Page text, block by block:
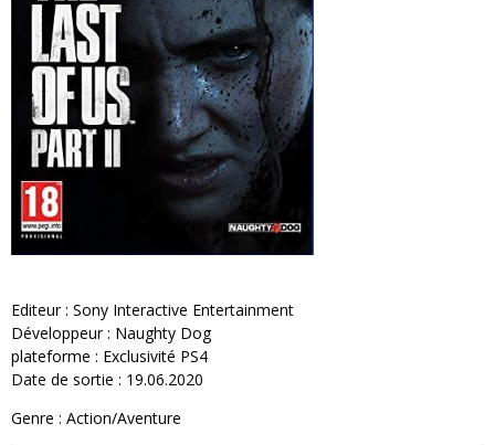
Editeur : Sony Interactive Entertainment
Développeur : Naughty Dog
plateforme : Exclusivité PS4
Date de sortie : 19.06.2020
Genre : Action/Aventure